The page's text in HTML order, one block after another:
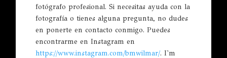
fotógrafo profesional. Si necesitas ayuda con la
fotografía o tienes alguna pregunta, no dudes
en ponerte en contacto conmigo. Puedes
encontrarme en Instagram en
https://www.instagram.com/bmwilmar/. I'm